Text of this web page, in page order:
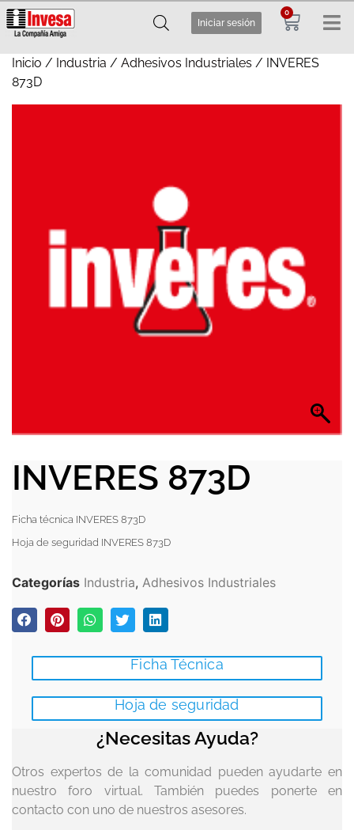
Iniciar sesión
0
Inicio / Industria / Adhesivos Industriales / INVERES
873D
INVERES 873D
Ficha técnica INVERES 873D
Hoja de seguridad INVERES 873D
Categorías Industria, Adhesivos Industriales
Ficha Técnica
Hoja de seguridad
¿Necesitas Ayuda?
Otros expertos de la comunidad pueden ayudarte en
nuestro foro virtual. También puedes ponerte en
contacto con uno de nuestros asesores.